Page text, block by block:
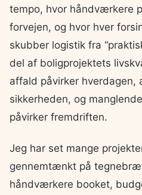
tempo, hvor håndværkere
forvejen, og hvor hver
skubber logistik fra
del af boligprojektets
affald påvirker hverdagen,
sikkerheden, og
påvirker fremdriften.
Jeg har set mange
gennemtænkt på
håndværkere booket,